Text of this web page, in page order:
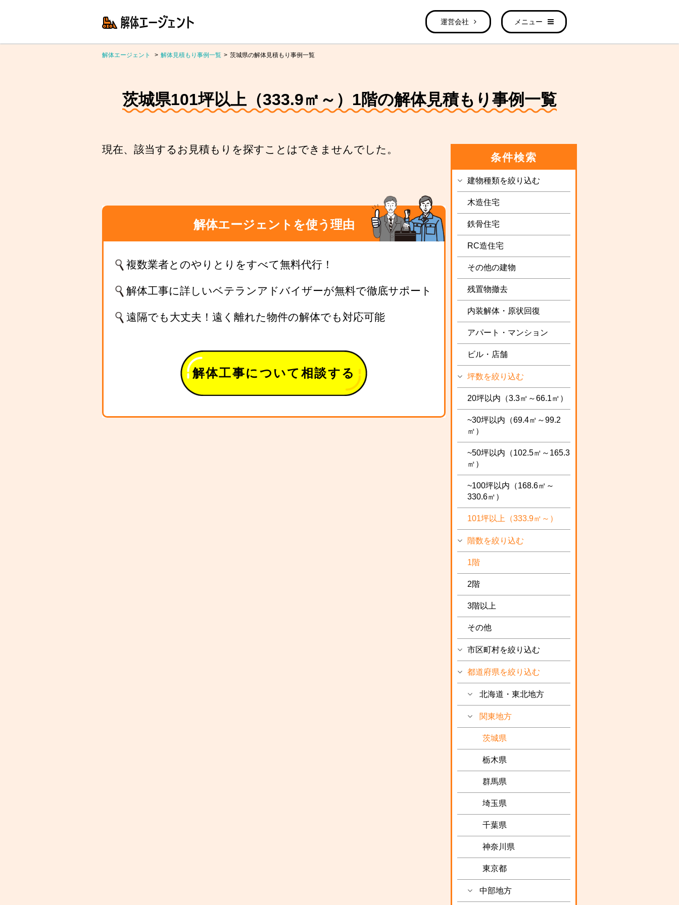
運営会社 メニュー
解体エージェント 解体見積もり事例一覧 茨城県の解体見積もり事例一覧
茨城県101坪以上（333.9㎡～）1階の解体見積もり事例一覧
現在、該当するお見積もりを探すことはできませんでした。
解体エージェントを使う理由
複数業者とのやりとりをすべて無料代行！
解体工事に詳しいベテランアドバイザーが無料で徹底サポート
遠隔でも大丈夫！遠く離れた物件の解体でも対応可能
解体工事について相談する
条件検索
建物種類を絞り込む
木造住宅
鉄骨住宅
RC造住宅
その他の建物
残置物撤去
内装解体・原状回復
アパート・マンション
ビル・店舗
坪数を絞り込む
20坪以内（3.3㎡～66.1㎡）
~30坪以内（69.4㎡～99.2
㎡）
~50坪以内（102.5㎡～165.3
㎡）
~100坪以内（168.6㎡～
330.6㎡）
101坪以上（333.9㎡～）
階数を絞り込む
1階
2階
3階以上
その他
市区町村を絞り込む
都道府県を絞り込む
北海道・東北地方
関東地方
茨城県
栃木県
群馬県
埼玉県
千葉県
神奈川県
東京都
中部地方